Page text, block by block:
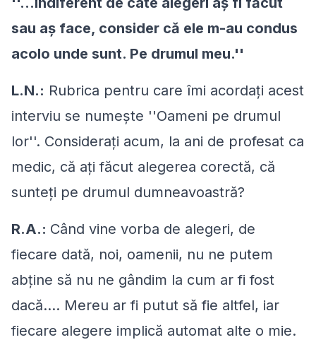
sau aş face, consider că ele m-au condus
acolo unde sunt. Pe drumul meu.''
L.N.: Rubrica pentru care îmi acordaţi acest
interviu se numeşte ''Oameni pe drumul
lor''. Consideraţi acum, la ani de profesat ca
medic, că aţi făcut alegerea corectă, că
sunteţi pe drumul dumneavoastră?
R.A.: Când vine vorba de alegeri, de
fiecare dată, noi, oamenii, nu ne putem
abţine să nu ne gândim la cum ar fi fost
dacă.... Mereu ar fi putut să fie altfel, iar
fiecare alegere implică automat alte o mie.